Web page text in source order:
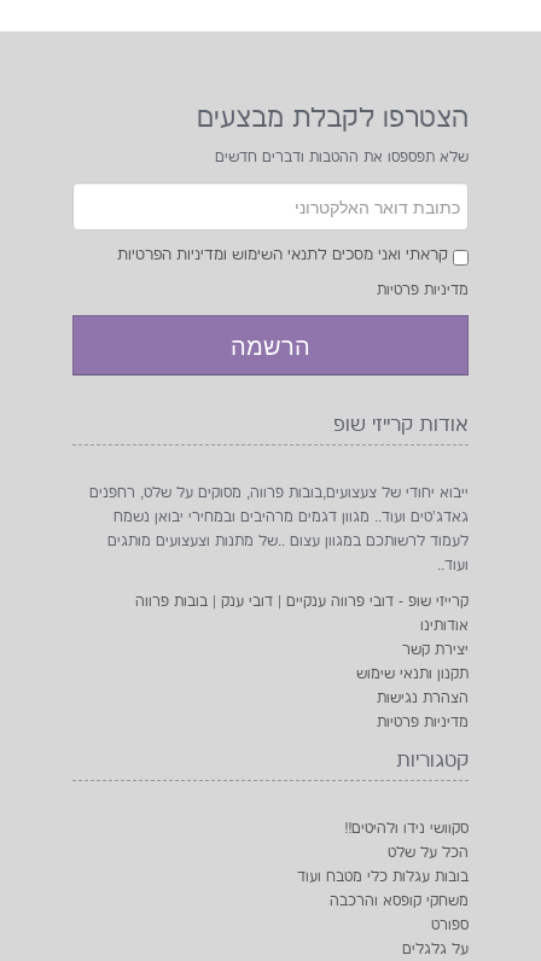
הצטרפו לקבלת מבצעים
שלא תפספסו את ההטבות ודברים חדשים
קראתי ואני מסכים לתנאי השימוש ומדיניות הפרטיות
מדיניות פרטיות
אודות קרייזי שופ
ייבוא יחודי של צעצועים,בובות פרווה, מסוקים על שלט, רחפנים
גאדג'טים ועוד.. מגוון דגמים מרהיבים ובמחירי יבואן נשמח
לעמוד לרשותכם במגוון עצום ..של מתנות וצעצועים מותגים
ועוד..
קרייזי שופ - דובי פרווה ענקיים | דובי ענק | בובות פרווה
אודותינו
יצירת קשר
תקנון ותנאי שימוש
הצהרת נגישות
מדיניות פרטיות
קטגוריות
סקוושי נידו ולהיטים!!
הכל על שלט
בובות עגלות כלי מטבח ועוד
משחקי קופסא והרכבה
ספורט
על גלגלים